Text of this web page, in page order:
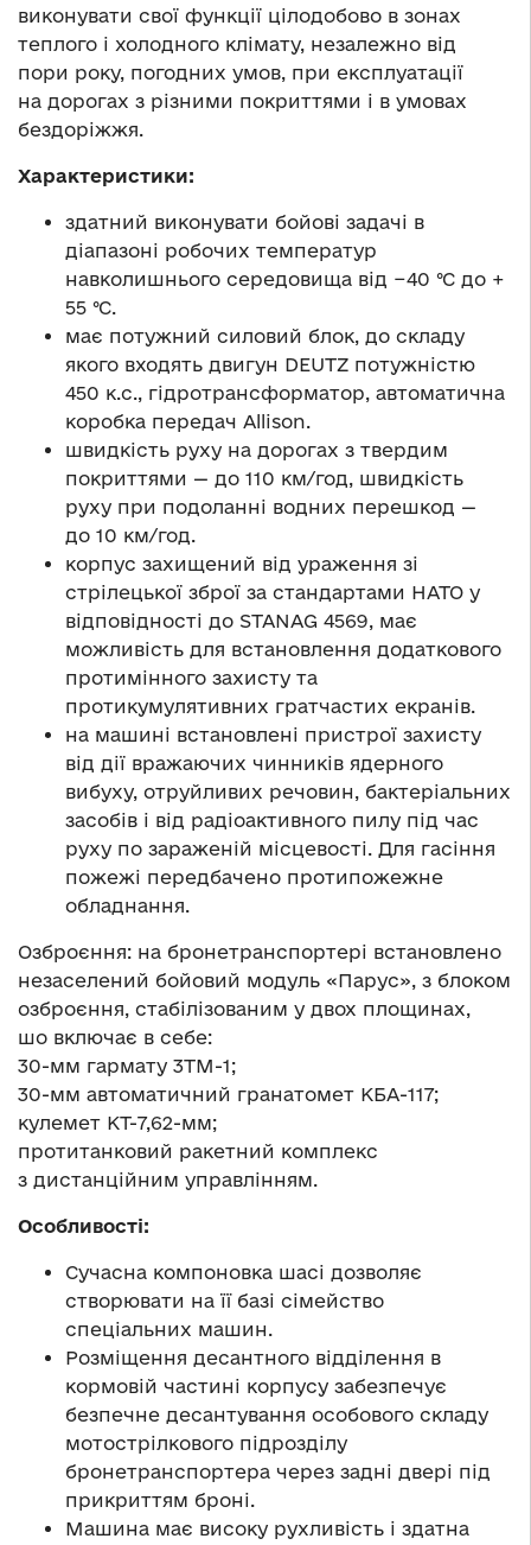
виконувати свої функції цілодобово в зонах
теплого і холодного клімату, незалежно від
пори року, погодних умов, при експлуатації
на дорогах з різними покриттями і в умовах
бездоріжжя.
Характеристики:
здатний виконувати бойові задачі в
діапазоні робочих температур
навколишнього середовища від −40 °С до +
55 °С.
має потужний силовий блок, до складу
якого входять двигун DEUTZ потужністю
450 к.с., гідротрансформатор, автоматична
коробка передач Allison.
швидкість руху на дорогах з твердим
покриттями — до 110 км/год, швидкість
руху при подоланні водних перешкод —
до 10 км/год.
корпус захищений від ураження зі
стрілецької зброї за стандартами НАТО у
відповідності до STANAG 4569, має
можливість для встановлення додаткового
протимінного захисту та
протикумулятивних гратчастих екранів.
на машині встановлені пристрої захисту
від дії вражаючих чинників ядерного
вибуху, отруйливих речовин, бактеріальних
засобів і від радіоактивного пилу під час
руху по зараженій місцевості. Для гасіння
пожежі передбачено протипожежне
обладнання.
Озброєння: на бронетранспортері встановлено
незаселений бойовий модуль «Парус», з блоком
озброєння, стабілізованим у двох площинах,
шо включає в себе:
30-мм гармату 3ТМ-1;
30-мм автоматичний гранатомет КБА-117;
кулемет КТ-7,62-мм;
протитанковий ракетний комплекс
з дистанційним управлінням.
Особливості:
Сучасна компоновка шасі дозволяє
створювати на її базі сімейство
спеціальних машин.
Розміщення десантного відділення в
кормовій частині корпусу забезпечує
безпечне десантування особового складу
мотострілкового підрозділу
бронетранспортера через задні двері під
прикриттям броні.
Машина має високу рухливість і здатна